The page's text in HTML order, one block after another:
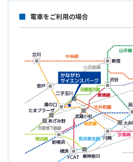
電車をご利用の場合